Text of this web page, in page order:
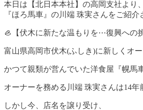
本日は【北日本本社】の高岡支社より、
『ほろ馬車』の川端 珠実さんをご紹介
🦪【伏木に新たな温もりを⋯復興への
富山県高岡市伏木(ふしき)に新しくオ
かつて親類が営んでいた洋食屋『幌馬
オーナーを務める川端 珠実さんは14
しかし今、店名を譲り受け、